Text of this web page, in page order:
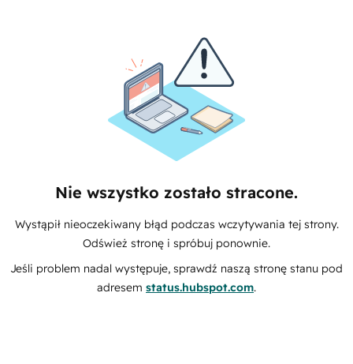
Nie wszystko zostało stracone.
Wystąpił nieoczekiwany błąd podczas wczytywania tej strony.
Odśwież stronę i spróbuj ponownie.
Jeśli problem nadal występuje, sprawdź naszą stronę stanu pod
adresem status.hubspot.com.